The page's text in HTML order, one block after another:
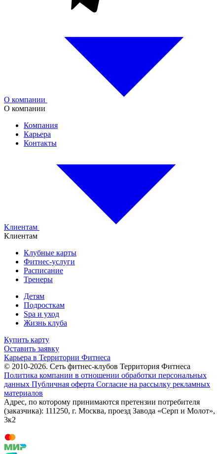
О компании
О компании
Компания
Карьера
Контакты
Клиентам
Клиентам
Клубные карты
Фитнес-услуги
Расписание
Тренеры
Детям
Подросткам
Spa и уход
Жизнь клуба
Купить карту
Оставить заявку
Карьера в Территории Фитнеса
© 2010-2026. Сеть фитнес-клубов Территория Фитнеса
Политика компании в отношении обработки персональных
данных Публичная оферта Согласие на рассылку рекламных
материалов
Адрес, по которому принимаются претензии потребителя
(заказчика): 111250, г. Москва, проезд Завода «Серп и Молот»,
3к2